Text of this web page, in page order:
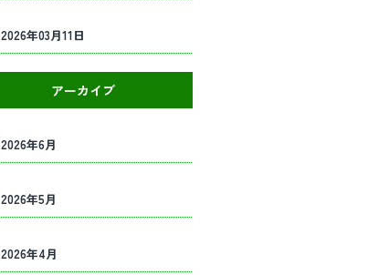
2026年03月11日
アーカイブ
2026年6月
2026年5月
2026年4月